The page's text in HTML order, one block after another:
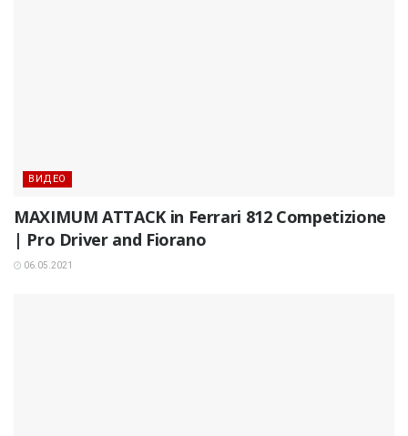
ВИДЕО
MAXIMUM ATTACK in Ferrari 812 Competizione
| Pro Driver and Fiorano
06.05.2021